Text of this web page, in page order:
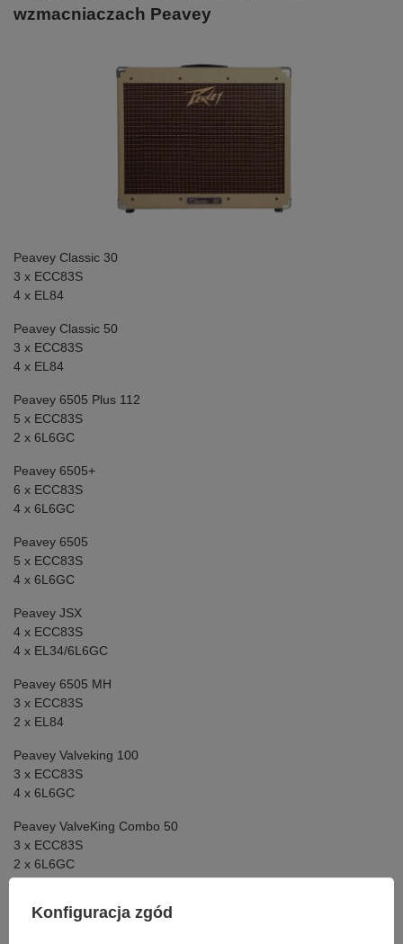
wzmacniaczach Peavey
Peavey Classic 30
3 x ECC83S
4 x EL84
Peavey Classic 50
3 x ECC83S
4 x EL84
Peavey 6505 Plus 112
5 x ECC83S
2 x 6L6GC
Peavey 6505+
6 x ECC83S
4 x 6L6GC
Peavey 6505
5 x ECC83S
4 x 6L6GC
Peavey JSX
4 x ECC83S
4 x EL34/6L6GC
Peavey 6505 MH
3 x ECC83S
2 x EL84
Peavey Valveking 100
3 x ECC83S
4 x 6L6GC
Peavey ValveKing Combo 50
3 x ECC83S
2 x 6L6GC
4 x ECC83S
Konfiguracja zgód